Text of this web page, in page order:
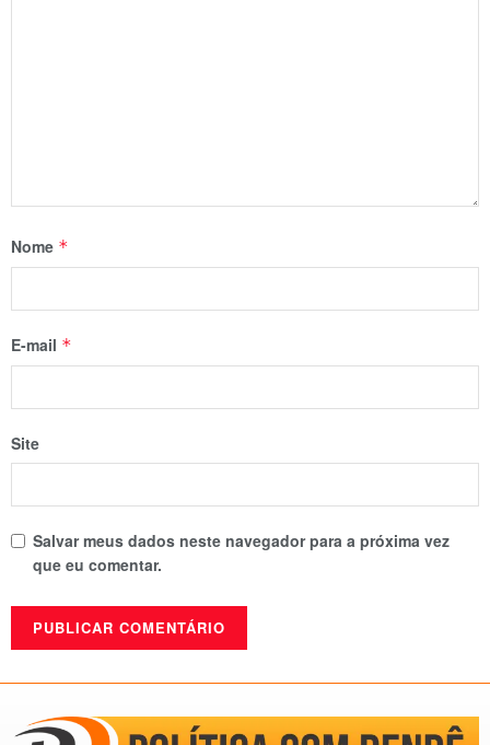
Nome *
E-mail *
Site
Salvar meus dados neste navegador para a próxima vez
que eu comentar.